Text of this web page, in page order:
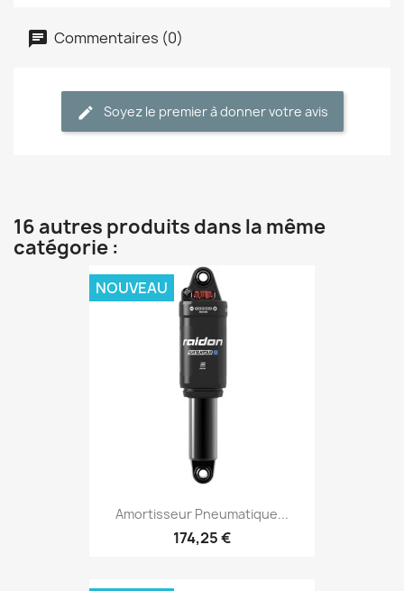
Commentaires (0)
Soyez le premier à donner votre avis
16 autres produits dans la même
catégorie :
Amortisseur Pneumatique...
174,25 €
NOUVEAU